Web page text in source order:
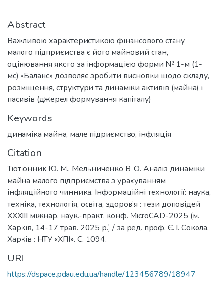
Abstract
Важливою характеристикою фінансового стану
малого підприємства є його майновий стан,
оцінювання якого за інформацією форми № 1-м (1-
мс) «Баланс» дозволяє зробити висновки щодо складу,
розміщення, структури та динаміки активів (майна) і
пасивів (джерел формування капіталу)
Keywords
динаміка майна, мале підриємство, інфляція
Citation
Тютюнник Ю. М., Мельниченко В. О. Аналіз динаміки
майна малого підприємства з урахуванням
інфляційного чинника. Інформаційні технології: наука,
техніка, технологія, освіта, здоров’я : тези доповідей
ХXХІІІ міжнар. наук.-практ. конф. MicroCAD-2025 (м.
Харків, 14-17 трав. 2025 р.) / за ред. проф. Є. І. Сокола.
Харків : НТУ «ХПІ». С. 1094.
URI
https://dspace.pdau.edu.ua/handle/123456789/18947